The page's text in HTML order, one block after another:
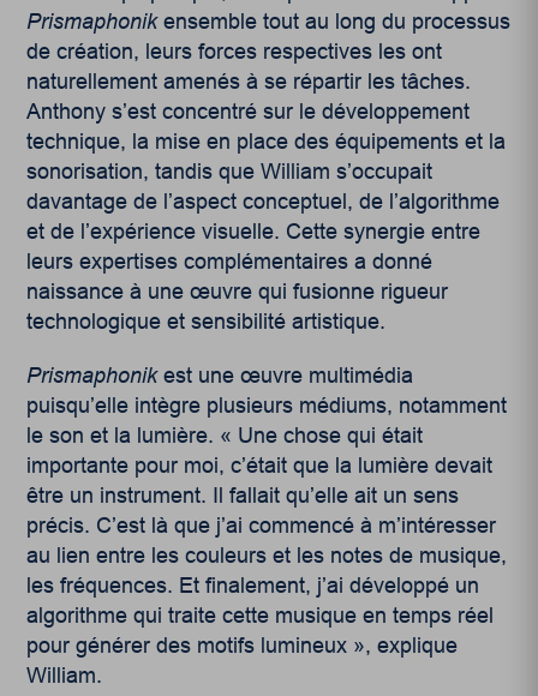
Prismaphonikensemble tout au long du processus
de création, leurs forces respectives les ont
naturellement amenés à se répartir les tâches.
Anthony s’est concentré sur le développement
technique, la mise en place des équipements et la
sonorisation, tandis que William s’occupait
davantage de l’aspect conceptuel, de l’algorithme
et de l’expérience visuelle. Cette synergie entre
leurs expertises complémentaires a donné
naissance à une œuvre qui fusionne rigueur
technologique et sensibilité artistique.
Prismaphonikest une œuvre multimédia
puisqu’elle intègre plusieurs médiums, notamment
le son et la lumière. « Une chose qui était
importante pour moi, c’était que la lumière devait
être un instrument. Il fallait qu’elle ait un sens
précis. C’est là que j’ai commencé à m’intéresser
au lien entre les couleurs et les notes de musique,
les fréquences. Et finalement, j’ai développé un
algorithme qui traite cette musique en temps réel
pour générer des motifs lumineux », explique
William.